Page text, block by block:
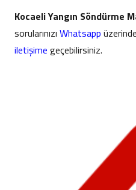
Kocaeli Yangın Söndürme
sorularınızı Whatsapp
iletişime geçebilirsiniz.